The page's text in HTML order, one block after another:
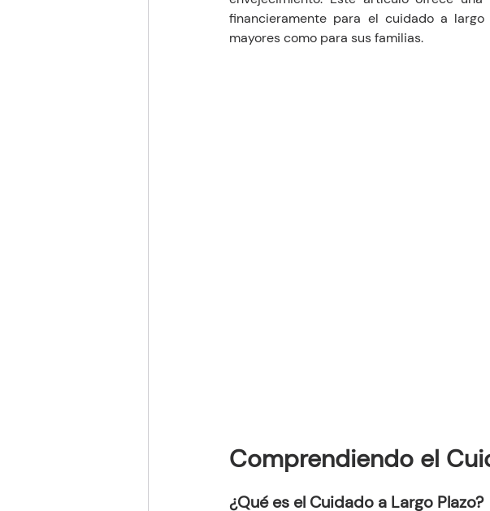
financieramente para el cuidado a
mayores como para sus familias.
Comprendiendo el
¿Qué es el Cuidado a Largo Plazo?